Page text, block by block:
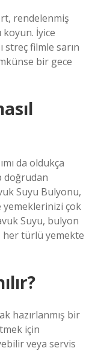
rendelenmiş
koyun. İyice
streç filmle sarın
bir gece
da oldukça
doğrudan
Suyu Bulyonu,
yemeklerinizi çok
Suyu, bulyon
her türlü yemekte
hazırlanmış bir
için
veya servis